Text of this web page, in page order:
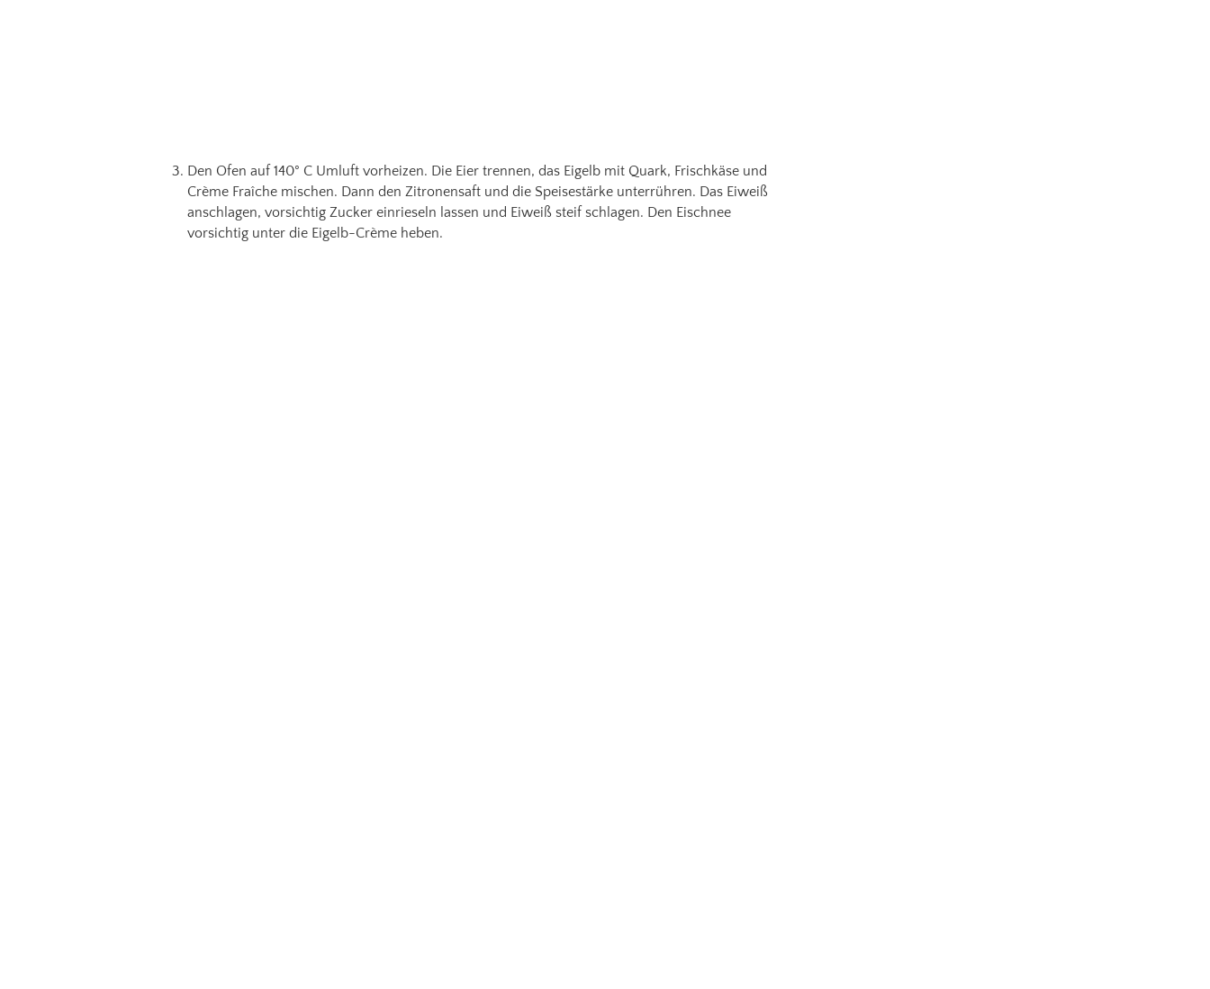
Den Ofen auf 140° C Umluft vorheizen. Die Eier trennen, das Eigelb mit Quark, Frischkäse und
Crème Fraîche mischen. Dann den Zitronensaft und die Speisestärke unterrühren. Das Eiweiß
anschlagen, vorsichtig Zucker einrieseln lassen und Eiweiß steif schlagen. Den Eischnee
vorsichtig unter die Eigelb-Crème heben.